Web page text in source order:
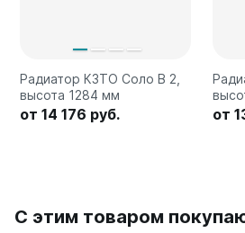
Радиатор КЗТО Соло В 2,
высота 1284 мм
от 14 176 руб. от
С этим товаром